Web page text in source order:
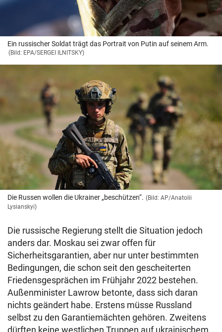
Ein russischer Soldat trägt das Portrait von Putin auf seinem Arm.
(Bild: EPA/SERGEI ILNITSKY)
Die Russen wollen die Ukrainer „beschützen“. (Bild: AP/Anatolii
Lysianskyi)
Die russische Regierung stellt die Situation jedoch
anders dar. Moskau sei zwar offen für
Sicherheitsgarantien, aber nur unter bestimmten
Bedingungen, die schon seit den gescheiterten
Friedensgesprächen im Frühjahr 2022 bestehen.
Außenminister Lawrow betonte, dass sich daran
nichts geändert habe. Erstens müsse Russland
selbst zu den Garantiemächten gehören. Zweitens
dürften keine westlichen Truppen auf ukrainischem